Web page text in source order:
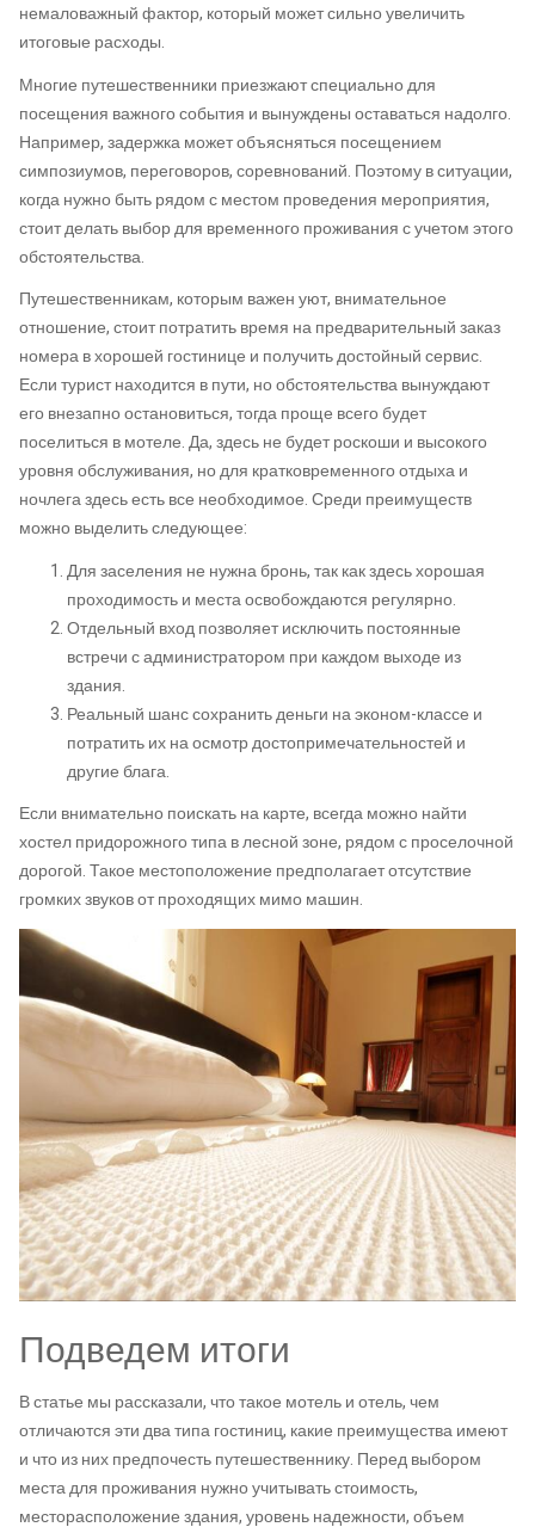
немаловажный фактор, который может сильно увеличить
итоговые расходы.
Многие путешественники приезжают специально для
посещения важного события и вынуждены оставаться надолго.
Например, задержка может объясняться посещением
симпозиумов, переговоров, соревнований. Поэтому в ситуации,
когда нужно быть рядом с местом проведения мероприятия,
стоит делать выбор для временного проживания с учетом этого
обстоятельства.
Путешественникам, которым важен уют, внимательное
отношение, стоит потратить время на предварительный заказ
номера в хорошей гостинице и получить достойный сервис.
Если турист находится в пути, но обстоятельства вынуждают
его внезапно остановиться, тогда проще всего будет
поселиться в мотеле. Да, здесь не будет роскоши и высокого
уровня обслуживания, но для кратковременного отдыха и
ночлега здесь есть все необходимое. Среди преимуществ
можно выделить следующее:
Для заселения не нужна бронь, так как здесь хорошая
проходимость и места освобождаются регулярно.
Отдельный вход позволяет исключить постоянные
встречи с администратором при каждом выходе из
здания.
Реальный шанс сохранить деньги на эконом-классе и
потратить их на осмотр достопримечательностей и
другие блага.
Если внимательно поискать на карте, всегда можно найти
хостел придорожного типа в лесной зоне, рядом с проселочной
дорогой. Такое местоположение предполагает отсутствие
громких звуков от проходящих мимо машин.
Подведем итоги
В статье мы рассказали, что такое мотель и отель, чем
отличаются эти два типа гостиниц, какие преимущества имеют
и что из них предпочесть путешественнику. Перед выбором
места для проживания нужно учитывать стоимость,
месторасположение здания, уровень надежности, объем